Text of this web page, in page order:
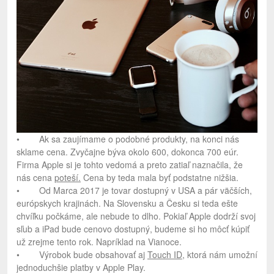
• Ak sa zaujímame o podobné produkty, na konci nás
sklame cena. Zvyčajne býva okolo 600, dokonca 700 eúr.
Firma Apple si je tohto vedomá a preto zatiaľ naznačila, že
nás cena poteší. Cena by teda mala byť podstatne nižšia.
• Od Marca 2017 je tovar dostupný v USA a pár väčších,
európskych krajinách. Na Slovensku a Česku si teda ešte
chvíľku počkáme, ale nebude to dlho. Pokiaľ Apple dodrží svoj
sľub a iPad bude cenovo dostupný, budeme si ho môcť kúpiť
už zrejme tento rok. Napríklad na Vianoce.
• Výrobok bude obsahovať aj Touch ID, ktorá nám umožní
jednoduchšie platby v Apple Play.